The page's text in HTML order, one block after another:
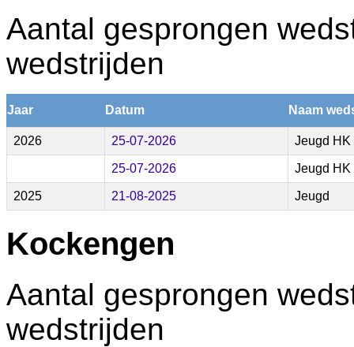
Aantal gesprongen
wedstrijden
Jaar Datum Naam
2026 25-07-2026 Jeugd HK
25-07-2026 Jeugd HK
2025 21-08-2025 Jeugd
Kockengen
Aantal gesprongen
wedstrijden